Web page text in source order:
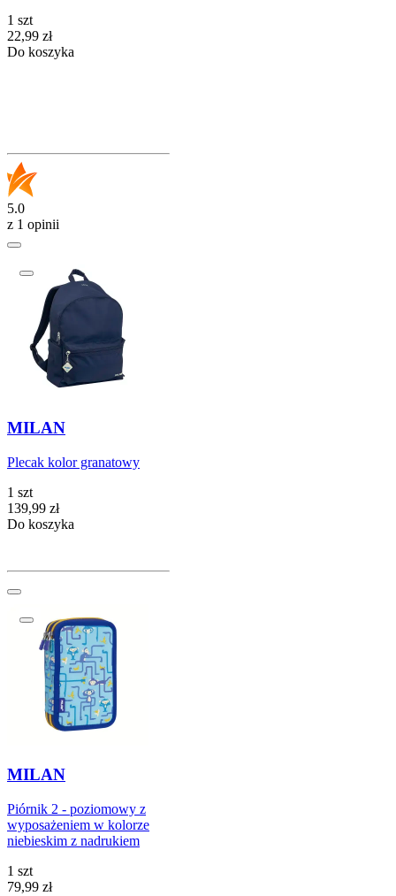
1 szt
Cena
22,99 zł
Do koszyka
5.0
z 1 opinii
MILAN
Plecak kolor granatowy
1 szt
Cena
139,99 zł
Do koszyka
MILAN
Piórnik 2 - poziomowy z
wyposażeniem w kolorze
niebieskim z nadrukiem
1 szt
Cena
79,99 zł